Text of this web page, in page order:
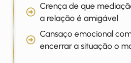
Crença de que
a relação é amigável
Cansaço emocional
encerrar a situação o